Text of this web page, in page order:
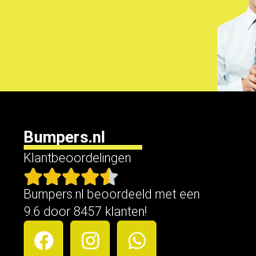
Bumpers.nl
Klantbeoordelingen
Bumpers.nl beoordeeld met een
9.6 door 8457 klanten!